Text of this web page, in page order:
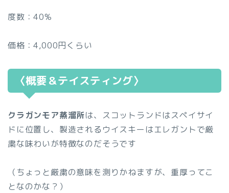
度数：40%
価格：4,000円くらい
〈概要＆テイスティング〉
クラガンモア蒸溜所は、スコットランドはスペイサイ
ドに位置し、製造されるウイスキーはエレガントで厳
粛な味わいが特徴なのだそうです
（ちょっと厳粛の意味を測りかねますが、重厚ってこ
となのかな？）